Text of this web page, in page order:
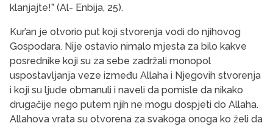
klanjajte!” (Al- Enbija, 25).
Kur’an je otvorio put koji stvorenja vodi do njihovog
Gospodara. Nije ostavio nimalo mjesta za bilo kakve
posrednike koji su za sebe zadržali monopol
uspostavljanja veze između Allaha i Njegovih stvorenja
i koji su ljude obmanuli i naveli da pomisle da nikako
drugačije nego putem njih ne mogu dospjeti do Allaha.
Allahova vrata su otvorena za svakoga onoga ko želi da